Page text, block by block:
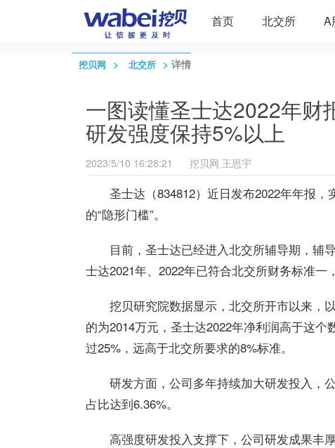
首页 北交所 A
挖贝网 > 北交所 > 详情
一图读懂圣士达2022年财
研发强度保持5%以上
2023/5/10 16:28:21 挖贝网 王思宇
圣士达 （834812）近日发布2022年年报
的“隐形门槛”。
目前， 圣士达已经进入北交所辅导期，辅
士达2021年、2022年已符合北交所财务标准一
挖贝研究院数据显示，北交所开市以来，
的为2014万元， 圣士达2022年净利润高于这个
过25%，远高于北交所要求的8%标准。
研发方面，公司多年持续加大研发投入，
占比达到6.36%。
高强度研发投入支撑下，公司研发成果丰